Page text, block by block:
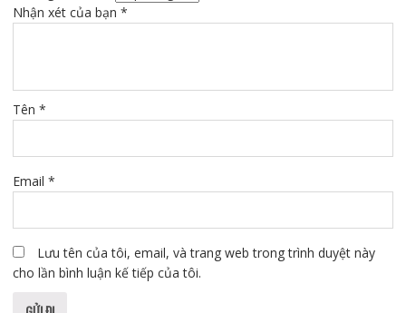
Nhận xét của bạn *
Tên *
Email *
Lưu tên của tôi, email, và trang web trong trình duyệt này
cho lần bình luận kế tiếp của tôi.